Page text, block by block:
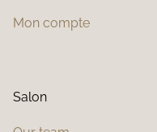
Mon compte
Salon